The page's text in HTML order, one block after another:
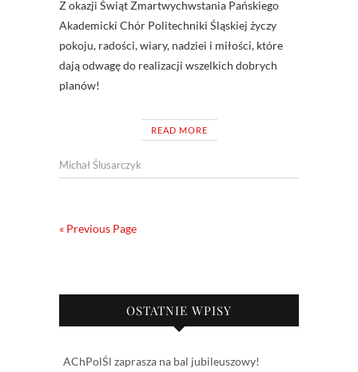
Z okazji Świąt Zmartwychwstania Pańskiego
Akademicki Chór Politechniki Śląskiej życzy
pokoju, radości, wiary, nadziei i miłości, które
dają odwagę do realizacji wszelkich dobrych
planów!
READ MORE
Michał Ślusarczyk
« Previous Page
OSTATNIE WPISY
AChPolŚl zaprasza na bal jubileuszowy!